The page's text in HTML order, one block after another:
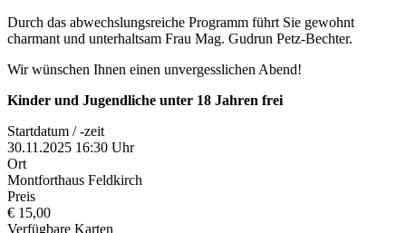
Durch das abwechslungsreiche Programm führt Sie gewohnt
charmant und unterhaltsam Frau Mag. Gudrun Petz-Bechter.
Wir wünschen Ihnen einen unvergesslichen Abend!
Kinder und Jugendliche unter 18 Jahren frei
Startdatum / -zeit
30.11.2025 16:30 Uhr
Ort
Montforthaus Feldkirch
Preis
€ 15,00
Verfügbare Karten